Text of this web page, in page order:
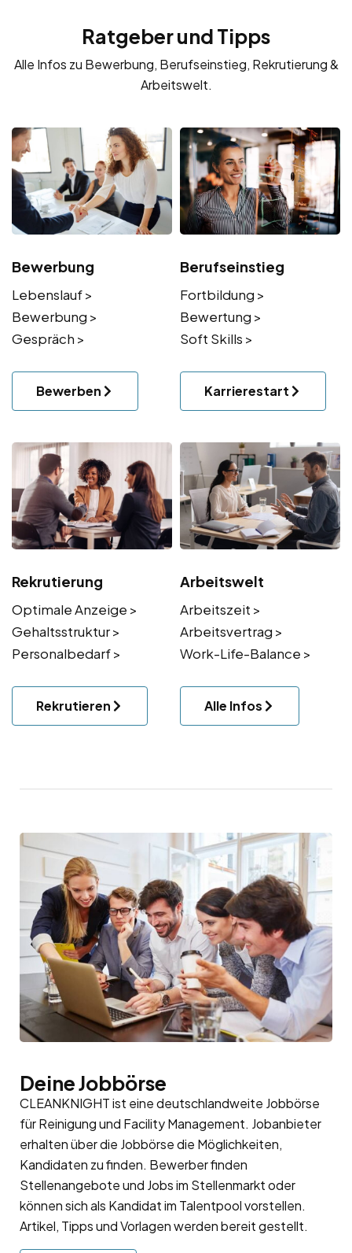
Ratgeber und Tipps
Alle Infos zu Bewerbung, Berufseinstieg, Rekrutierung &
Arbeitswelt.
Bewerbung
Lebenslauf >
Bewerbung >
Gespräch >
Bewerben
Berufseinstieg
Fortbildung >
Bewertung >
Soft Skills >
Karrierestart
Rekrutierung
Optimale Anzeige >
Gehaltsstruktur >
Personalbedarf >
Rekrutieren
Arbeitswelt
Arbeitszeit >
Arbeitsvertrag >
Work-Life-Balance >
Alle Infos
Deine Jobbörse
CLEANKNIGHT ist eine deutschlandweite Jobbörse
für Reinigung und Facility Management. Jobanbieter
erhalten über die Jobbörse die Möglichkeiten,
Kandidaten zu finden. Bewerber finden
Stellenangebote und Jobs im Stellenmarkt oder
können sich als Kandidat im Talentpoolvorstellen.
Artikel, Tipps und Vorlagen werden bereit gestellt.